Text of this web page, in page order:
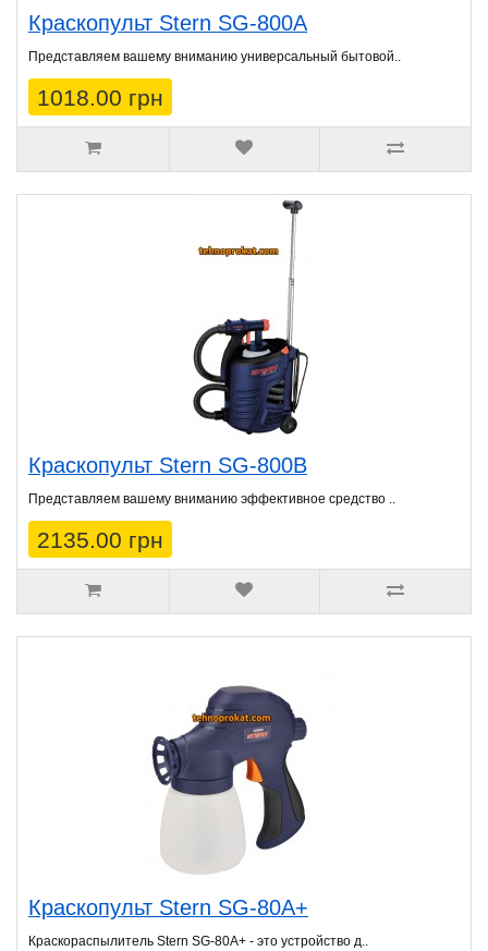
Краскопульт Stern SG-800A
Представляем вашему вниманию универсальный бытовой..
1018.00 грн
Краскопульт Stern SG-800B
Представляем вашему вниманию эффективное средство ..
2135.00 грн
Краскопульт Stern SG-80A+
Краскораспылитель Stern SG-80A+ - это устройство д..